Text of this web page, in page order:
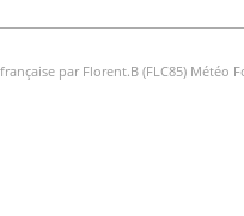
par Florent.B (FLC85) Météo